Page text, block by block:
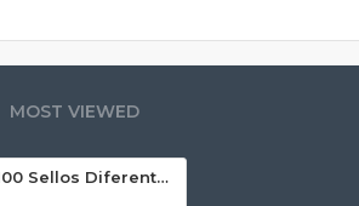
MOST VIEWED
Anguila 100 Sellos Diferentes